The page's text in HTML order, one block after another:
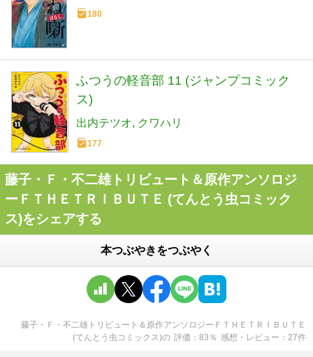
180
ふつうの軽音部 11 (ジャンプコミック
ス)
出内テツオ クワハリ
177
藤子・Ｆ・不二雄トリビュート＆原作アンソロジ
ーＦＴＨＥＴＲＩＢＵＴＥ (てんとう虫コミック
ス)をシェアする
本つぶやきをつぶやく
藤子・Ｆ・不二雄トリビュート＆原作アンソロジーＦＴＨＥＴＲＩＢＵＴＥ
(てんとう虫コミックス)の 評価 83 ％ 感想・レビュー 27件